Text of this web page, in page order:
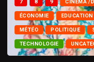
7 8 9 CINÉMA /
ÉCONOMIE EDUCATION
MÉTÉO POLITIQUE
TECHNOLOGIE